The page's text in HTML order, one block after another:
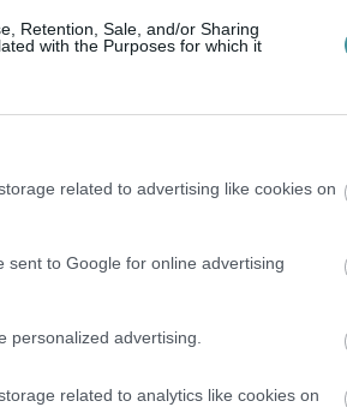
Retention, Sale, and/or Sharing
with the Purposes for which it
related to advertising like cookies on
sent to Google for online advertising
personalized advertising.
related to analytics like cookies on
az Almár-dűlőnél. A
egy közeli hűtőház
sérüléseket
lakosság figyelmét,
is kialakulhat
a kéménybe beszorult
az visszaáramlik a
égésterű vízmelegítő
légdugó alakul ki a